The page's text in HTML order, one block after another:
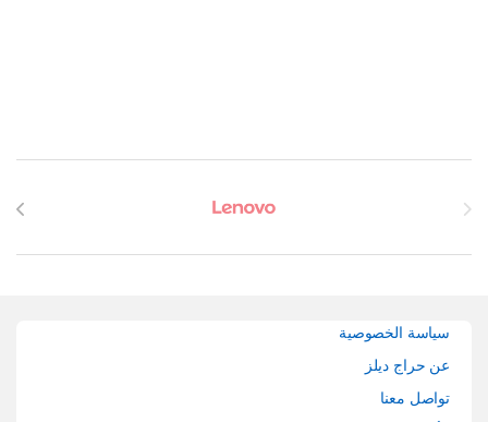
سياسة الخصوصية
عن حراج ديلز
تواصل معنا